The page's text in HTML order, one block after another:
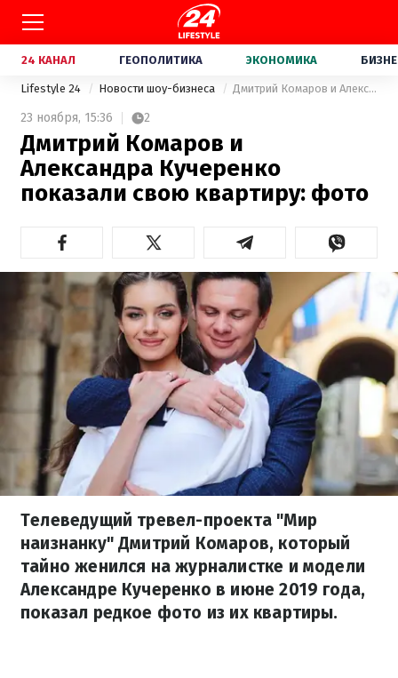
24 КАНАЛ ГЕОПОЛИТИКА ЭКОНОМИКА
Lifestyle 24 Новости шоу-бизнеса Дмитрий Комаров и Александра Кучеренко показали свою квартиру: фото
23 ноября, 15:36 2
Дмитрий Комаров и
Александра Кучеренко
показали свою квартиру: фото
Телеведущий тревел-проекта "Мир
наизнанку" Дмитрий Комаров, который
тайно женился на журналистке и модели
Александре Кучеренко в июне 2019 года,
показал редкое фото из их квартиры.